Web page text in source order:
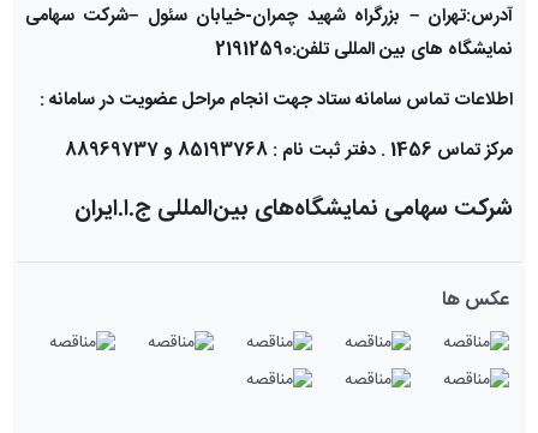
آدرس:تهران– بزرگراه شهید چمران-خیابان سئول –شرکت سهامی
نمایشگاه های بین المللی تلفن:21912590
اطلاعات تماس سامانه ستاد جهت انجام مراحل عضویت در سامانه :
مرکز تماس 1456 . دفتر ثبت نام : 85193768 و 88969737
شرکت سهامی نمایشگاه‌های بین‌المللی ج.ا.ایران
عکس ها